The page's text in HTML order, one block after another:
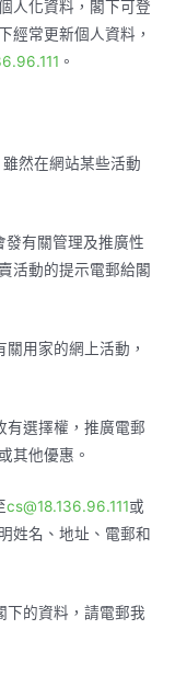
人化資料，閣下可登
經常更新個人資料，
。
然在網站某些活動
發有關管理及推廣性
活動的提示電郵給閣
用家的網上活動，
有選擇權，推廣電郵
其他優惠。
cs@18.136.96.111或
姓名、地址、電郵和
下的資料，請電郵我